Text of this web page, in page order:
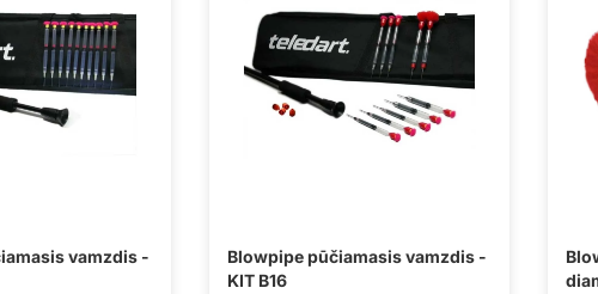
vamzdis -
Blowpipe pūčiamasis vamzdis -
KIT B16